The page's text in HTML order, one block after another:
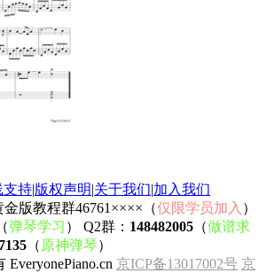
支持|版权声明|关于我们|加入我们
版教程群46761××××（仅限学员加入 ）
（弹琴学习 ） Q2群： 148482005 （做谱求
（ 原神弹琴）
EveryonePiano.cn 京ICP备13017002号 京